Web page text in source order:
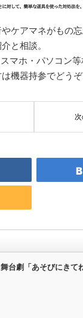
ケアマネがもの
と相談。
マホ・パソコン
機器持参でどうぞ
舞台劇「あそびにきて